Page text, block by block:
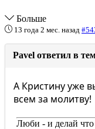
Больше
13 года 2 мес. назад
Pavel ответил в
А Кристину уже
всем за молитву!
Люби - и делай